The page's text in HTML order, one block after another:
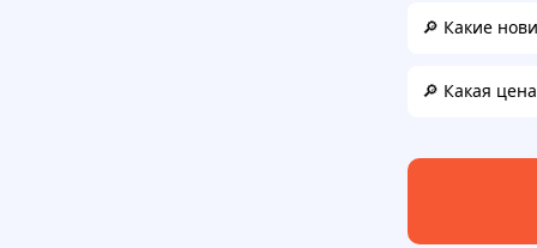
🔎 Какие
🔎 Какая